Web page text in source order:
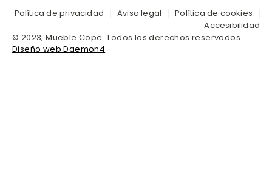
© 2023, Mueble Cope. Todos los derechos reservados.
Diseño web Daemon4
Política de privacidad Aviso legal
Política de cookies
Accesibilidad